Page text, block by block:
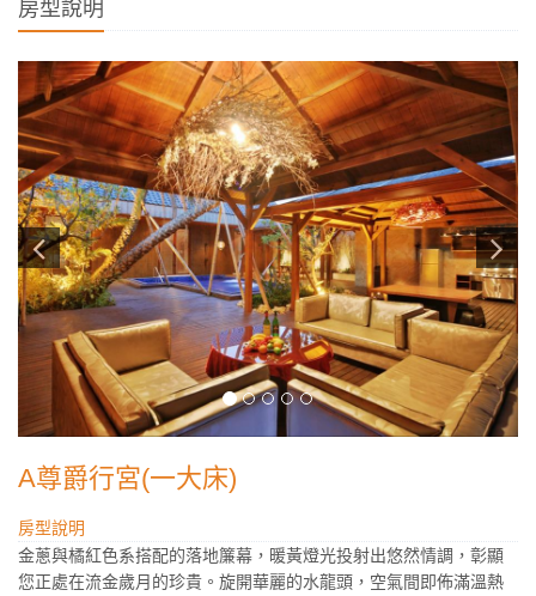
房型說明
A尊爵行宮(一大床)
房型說明
金蔥與橘紅色系搭配的落地簾幕，暖黃燈光投射出悠然情調，彰顯
您正處在流金歲月的珍貴。旋開華麗的水龍頭，空氣間即佈滿溫熱